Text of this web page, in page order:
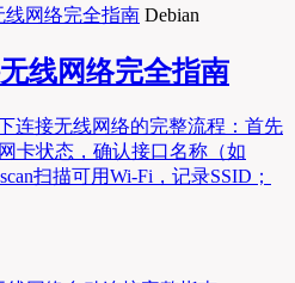
Debian
线网络完全指南
连接无线网络的完整流程：首先
卡状态，确认接口名称（如
扫描可用Wi-Fi，记录SSID；